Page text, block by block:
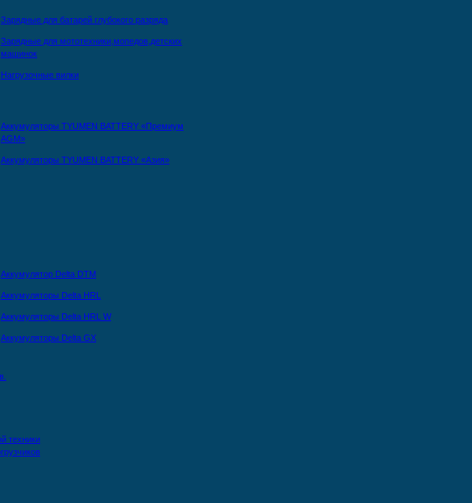
Зарядные для батарей глубокого разряда
Зарядные для мототехники,мопедов,детских
машинок
Нагрузочные вилки
Аккумуляторы TYUMEN BATTERY «Премиум
AGM»
Аккумуляторы TYUMEN BATTERY «Азия»
Аккумулятор Delta DTМ
Аккумуляторы Delta HRL
Аккумуляторы Delta HRL W
Аккумуляторы Delta GX
техники